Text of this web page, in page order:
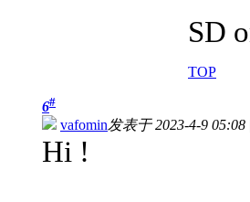
SD
TOP
6#
vafomin发表于 2023-4-9 05:08
Hi !